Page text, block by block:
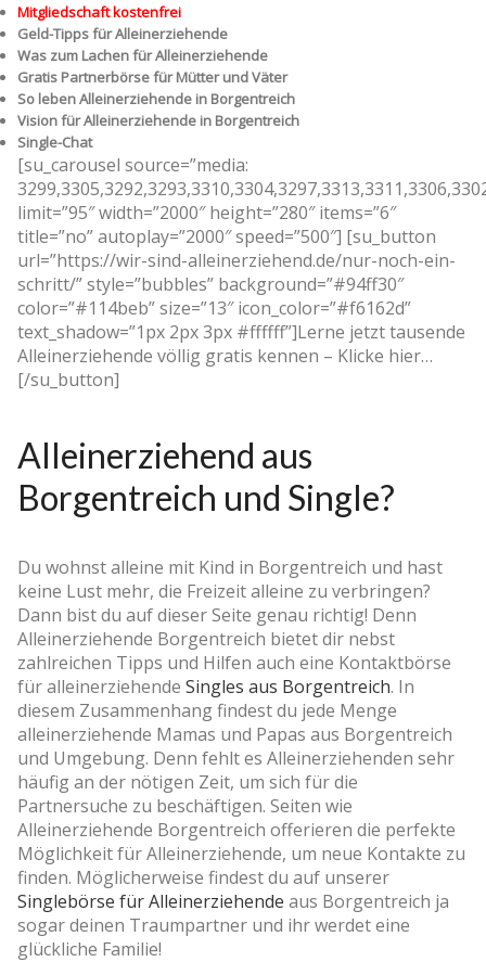
Mitgliedschaft kostenfrei
Geld-Tipps für Alleinerziehende
Was zum Lachen für Alleinerziehende
Gratis Partnerbörse für Mütter und Väter
So leben Alleinerziehende in Borgentreich
Vision für Alleinerziehende in Borgentreich
Single-Chat
[su_carousel source=”media:
limit=”95″ width=”2000″ height=”280″ items=”6″
title=”no” autoplay=”2000″ speed=”500″] [su_button
url=”https://wir-sind-alleinerziehend.de/nur-noch-ein-
schritt/” style=”bubbles” background=”#94ff30″
color=”#114beb” size=”13″ icon_color=”#f6162d”
text_shadow=”1px 2px 3px #ffffff”]Lerne jetzt tausende
Alleinerziehende völlig gratis kennen – Klicke hier…
[/su_button]
Alleinerziehend aus
Borgentreich und Single?
Du wohnst alleine mit Kind in Borgentreich und hast
keine Lust mehr, die Freizeit alleine zu verbringen?
Dann bist du auf dieser Seite genau richtig! Denn
Alleinerziehende Borgentreich bietet dir nebst
zahlreichen Tipps und Hilfen auch eine Kontaktbörse
für alleinerziehende Singles aus Borgentreich. In
diesem Zusammenhang findest du jede Menge
alleinerziehende Mamas und Papas aus Borgentreich
und Umgebung. Denn fehlt es Alleinerziehenden sehr
häufig an der nötigen Zeit, um sich für die
Partnersuche zu beschäftigen. Seiten wie
Alleinerziehende Borgentreich offerieren die perfekte
Möglichkeit für Alleinerziehende, um neue Kontakte zu
finden. Möglicherweise findest du auf unserer
Singlebörse für Alleinerziehende aus Borgentreich ja
sogar deinen Traumpartner und ihr werdet eine
glückliche Familie!